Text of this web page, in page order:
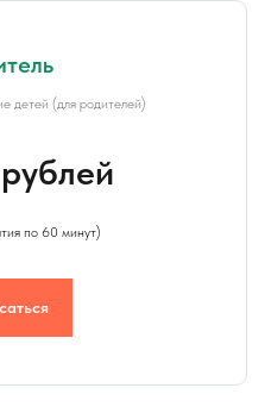
детей (для родителей)
по 60 минут)